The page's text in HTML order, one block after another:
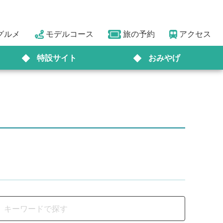
ルメ モデルコース 旅の予約 アクセス
特設サイト おみやげ